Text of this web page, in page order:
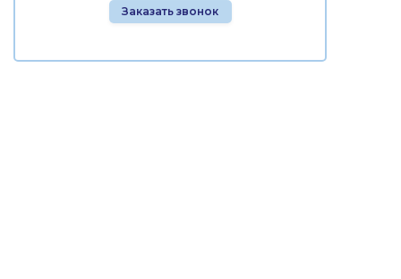
Заказать звонок